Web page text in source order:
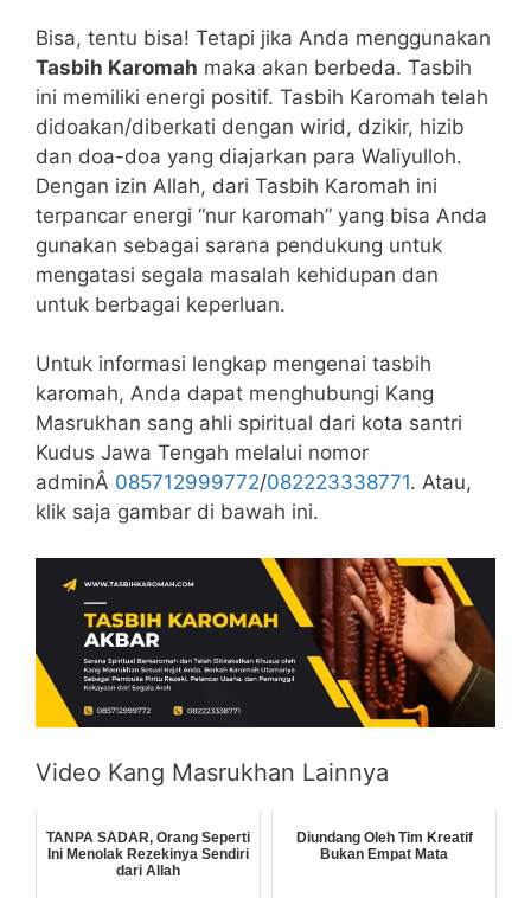
Bisa, tentu bisa! Tetapi jika Anda menggunakan
Tasbih Karomah maka akan berbeda. Tasbih
ini memiliki energi positif. Tasbih Karomah telah
didoakan/diberkati dengan wirid, dzikir, hizib
dan doa-doa yang diajarkan para Waliyulloh.
Dengan izin Allah, dari Tasbih Karomah ini
terpancar energi “nur karomah” yang bisa Anda
gunakan sebagai sarana pendukung untuk
mengatasi segala masalah kehidupan dan
untuk berbagai keperluan.
Untuk informasi lengkap mengenai tasbih
karomah, Anda dapat menghubungi Kang
Masrukhan sang ahli spiritual dari kota santri
Kudus Jawa Tengah melalui nomor
adminÂ 085712999772/082223338771. Atau,
klik saja gambar di bawah ini.
Video Kang Masrukhan Lainnya
TANPA SADAR, Orang Seperti
Ini Menolak Rezekinya Sendiri
dari Allah
Diundang Oleh Tim Kreatif
Bukan Empat Mata